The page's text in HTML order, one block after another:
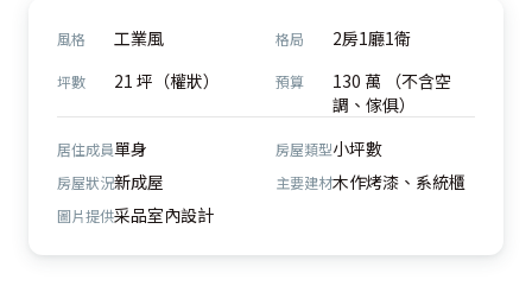
風格 工業風 格局 2房1廳1衛
坪數 21 坪（權狀） 預算
130 萬 （不含空
調、傢俱）
居住成員單身 房屋類型小坪數
房屋狀況新成屋 主要建材木作烤漆、系統櫃
圖片提供采品室內設計